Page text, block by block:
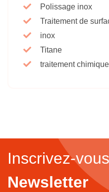
Polissage inox
Traitement de
inox
Titane
traitement chimique
Inscrivez-
Newsletter